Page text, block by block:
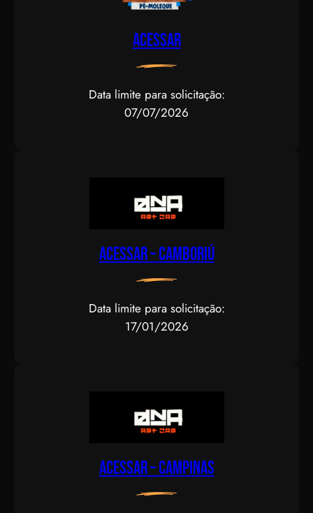
Acessar
Data limite para solicitação:
07/07/2026
Acessar – CAMBORIÚ
Data limite para solicitação:
17/01/2026
Acessar – CAMPINAS